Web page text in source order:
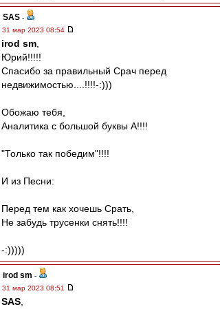
SAS -
31 мар 2023 08:54
irod sm
Юрий!!!!!
Спасибо за правильный Срач перед
недвижимостью....!!!!-:)))
Обожаю тебя,
Аналитика с большой буквы А!!!!
"Только так победим"!!!!
И из Песни:
Перед тем как хочешь Срать,
Не забудь трусенки снять!!!!
-:)))))
irod sm -
31 мар 2023 08:51
SAS